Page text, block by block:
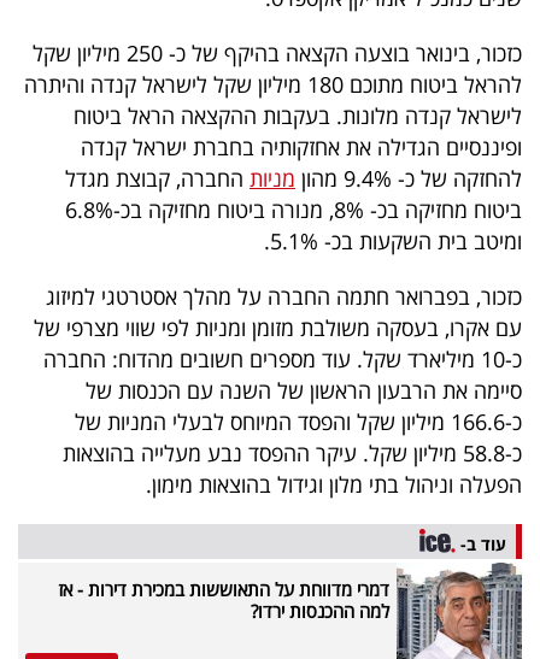
כזכור, בינואר בוצעה הקצאה בהיקף של כ- 250 מיליון שקל
להראל ביטוח מתוכם 180 מיליון שקל לישראל קנדה והיתרה
לישראל קנדה מלונות. בעקבות ההקצאה הראל ביטוח
ופיננסיים הגדילה את אחזקותיה בחברת ישראל קנדה
להחזקה של כ- 9.4% מהון
מניות החברה, קבוצת מגדל
ביטוח מחזיקה בכ- 8%, מנורה ביטוח מחזיקה בכ-6.8%
ומיטב בית השקעות בכ- 5.1%.
כזכור, בפברואר חתמה החברה על מהלך אסטרטגי למיזוג
עם אקרו, בעסקה משולבת מזומן ומניות לפי שווי מצרפי של
כ-10 מיליארד שקל. עוד מספרים חשובים מהדוח: החברה
סיימה את הרבעון הראשון של השנה עם הכנסות של
כ-166.6 מיליון שקל והפסד המיוחס לבעלי המניות של
כ-58.8 מיליון שקל. עיקר ההפסד נבע מעלייה בהוצאות
הפעלה וניהול בתי מלון וגידול בהוצאות מימון.
עוד ב-
דמרי מדווחת על התאוששות במכירת דירות - אז
למה ההכנסות ירדו?